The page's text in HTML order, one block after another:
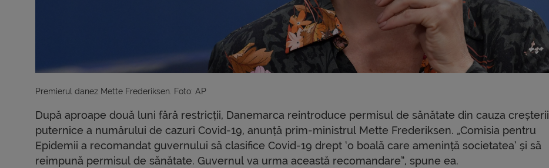
Premierul danez Mette Frederiksen. Foto: AP
După aproape două luni fără restricții, Danemarca reintroduce permisul de sănătate din cauza creșterii
puternice a numărului de cazuri Covid-19, anunță prim-ministrul Mette Frederiksen. „Comisia pentru
Epidemii a recomandat guvernului să clasifice Covid-19 drept ‘o boală care amenință societatea’ și să
reimpună permisul de sănătate. Guvernul va urma această recomandare”, spune ea.